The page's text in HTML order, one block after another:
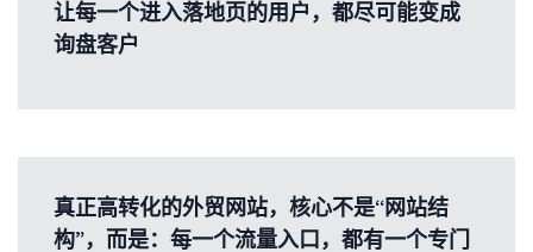
让每一个进入落地页的用户，都尽可能变成
询盘客户
真正高转化的外贸网站，核心不是“网站结
构”，而是：每一个流量入口，都有一个专门